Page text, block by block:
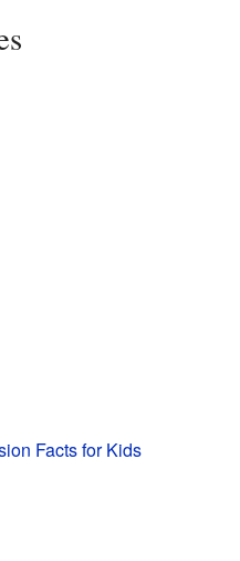
Facts for Kids